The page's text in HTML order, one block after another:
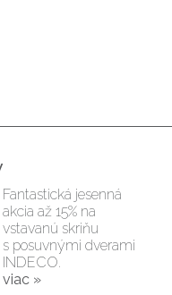
Fantastická jesenná
akcia až 15% na
vstavanú skriňu
s posuvnými dverami
INDECO.
viac »